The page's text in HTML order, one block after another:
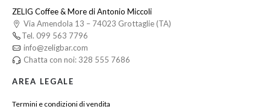
ZELIG Coffee & More di Antonio Miccoli
Via Amendola 13 – 74023 Grottaglie (TA)
Tel. 099 563 7796
info@zeligbar.com
Chatta con noi: 328 555 7686
AREA LEGALE
Termini e condizioni di vendita